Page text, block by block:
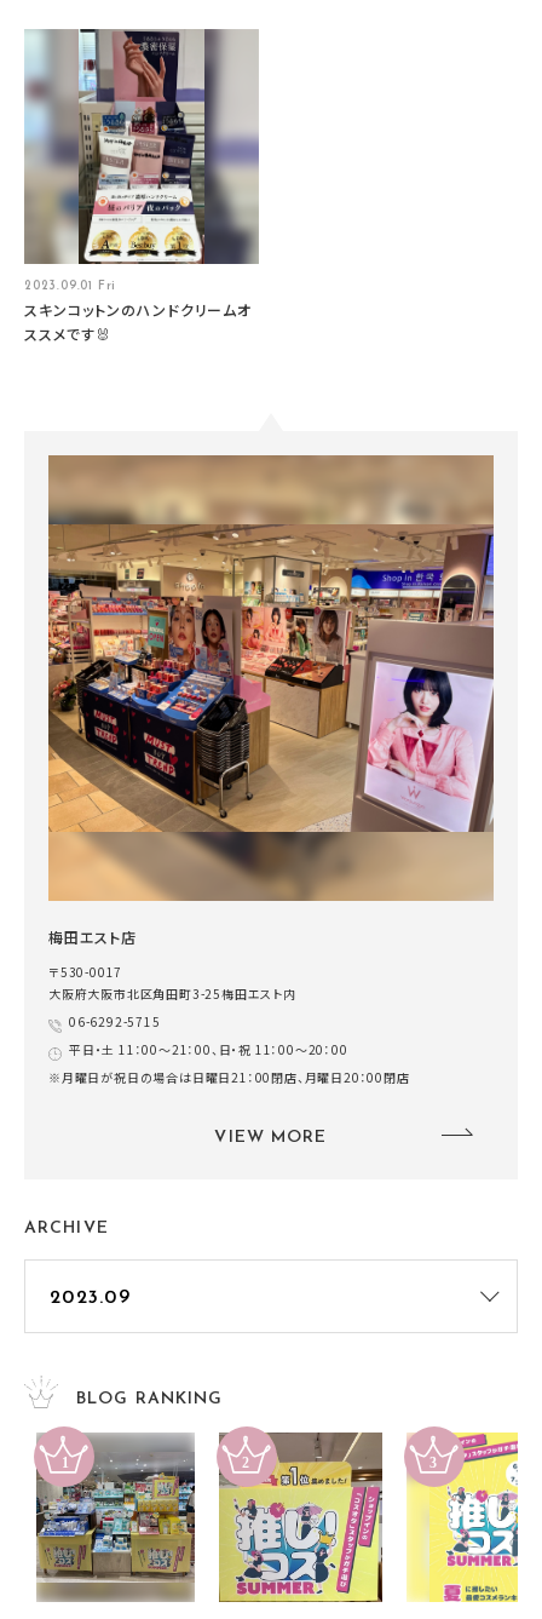
2023.09.01 Fri
スキンコットンのハンドクリームオ
ススメです🐰
梅田エスト店
〒530-0017
大阪府大阪市北区角田町3-25梅田エスト内
06-6292-5715
平日・土 11：00～21：00、日・祝 11：00～20：00
※月曜日が祝日の場合は日曜日21：00閉店、月曜日20：00閉店
VIEW MORE
ARCHIVE
BLOG RANKING